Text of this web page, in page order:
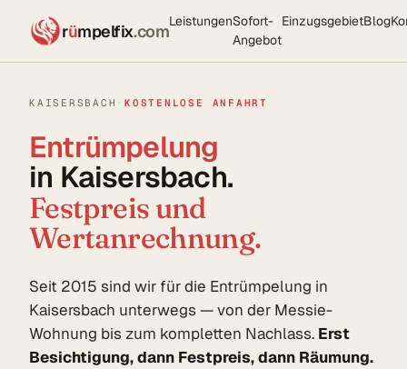
rümpelfix.comLeistungenSofort-
Angebot
EinzugsgebietBlog
KAISERSBACH ·KOSTENLOSE ANFAHRT
Entrümpelung
in Kaisersbach.
Festpreis und
Wertanrechnung.
Seit 2015 sind wir für die Entrümpelung in
Kaisersbach unterwegs — von der Messie-
Wohnung bis zum kompletten Nachlass. Erst
Besichtigung, dann Festpreis, dann Räumung.